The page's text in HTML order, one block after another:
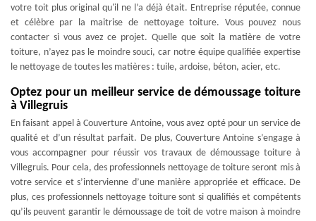
votre toit plus original qu'il ne l’a déjà était. Entreprise réputée, connue
et célèbre par la maitrise de nettoyage toiture. Vous pouvez nous
contacter si vous avez ce projet. Quelle que soit la matière de votre
toiture, n’ayez pas le moindre souci, car notre équipe qualifiée expertise
le nettoyage de toutes les matières : tuile, ardoise, béton, acier, etc.
Optez pour un meilleur service de démoussage toiture
à Villegruis
En faisant appel à Couverture Antoine, vous avez opté pour un service de
qualité et d’un résultat parfait. De plus, Couverture Antoine s’engage à
vous accompagner pour réussir vos travaux de démoussage toiture à
Villegruis. Pour cela, des professionnels nettoyage de toiture seront mis à
votre service et s’intervienne d’une manière appropriée et efficace. De
plus, ces professionnels nettoyage toiture sont si qualifiés et compétents
qu’ils peuvent garantir le démoussage de toit de votre maison à moindre